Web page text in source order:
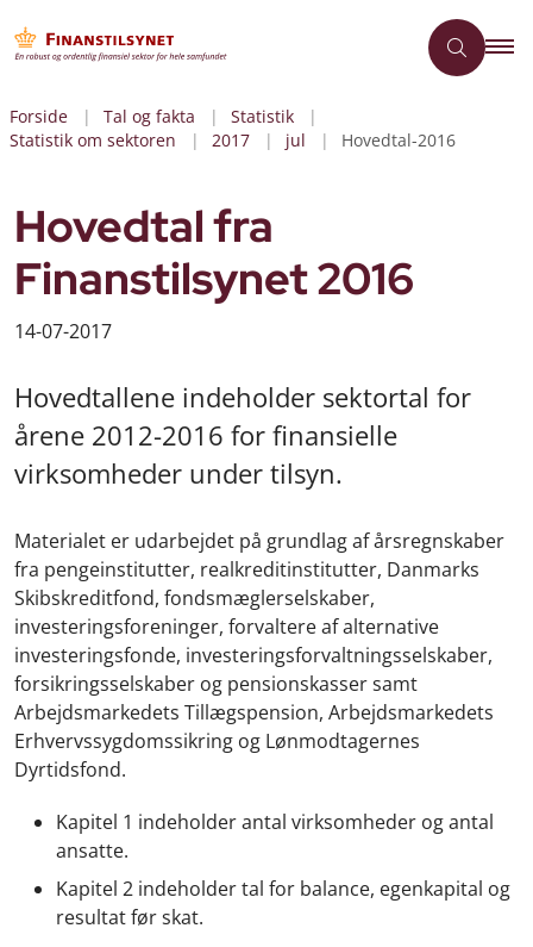
Forside Tal og fakta
Statistik
Statistik om sektoren
2017 jul Hovedtal-2016
Hovedtal fra
Finanstilsynet 2016
14-07-2017
Hovedtallene indeholder sektortal for
årene 2012-2016 for finansielle
virksomheder under tilsyn.
Materialet er udarbejdet på grundlag af årsregnskaber
fra pengeinstitutter, realkreditinstitutter, Danmarks
Skibskreditfond, fondsmæglerselskaber,
investeringsforeninger, forvaltere af alternative
investeringsfonde, investeringsforvaltningsselskaber,
forsikringsselskaber og pensionskasser samt
Arbejdsmarkedets Tillægspension, Arbejdsmarkedets
Erhvervssygdomssikring og Lønmodtagernes
Dyrtidsfond.
Kapitel 1 indeholder antal virksomheder og antal
ansatte.
Kapitel 2 indeholder tal for balance, egenkapital og
resultat før skat.